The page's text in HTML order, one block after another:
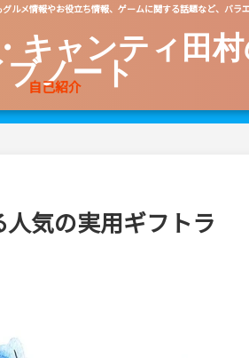
ルメ情報やお役立ち情報、ゲームに関する話題など、バラ
キャンティ田
ブノート
自己紹介
気の実用ギフトラ